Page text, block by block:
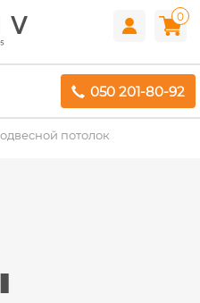
0
050 201-80-92
потолок